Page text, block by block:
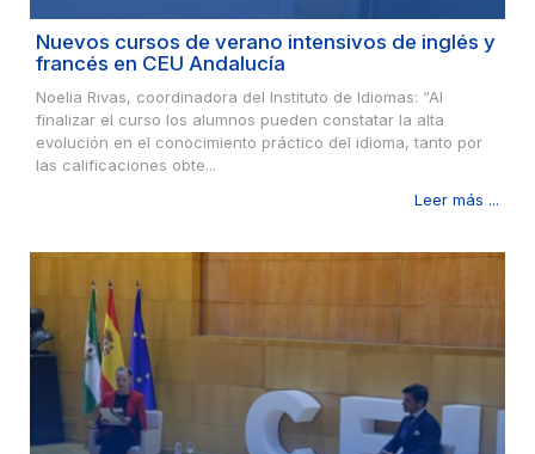
Nuevos cursos de verano intensivos de inglés y
francés en CEU Andalucía
Noelia Rivas, coordinadora del Instituto de Idiomas: “Al
finalizar el curso los alumnos pueden constatar la alta
evolución en el conocimiento práctico del idioma, tanto por
las calificaciones obte...
Leer más ...